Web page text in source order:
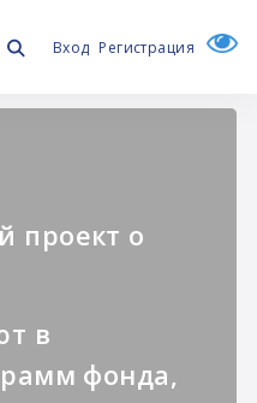
Вход Регистрация
Дуни